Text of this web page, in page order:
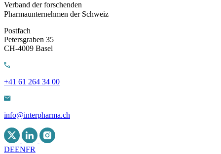
Verband der forschenden
Pharmaunternehmen der Schweiz
Postfach
Petersgraben 35
CH-4009 Basel
+41 61 264 34 00
info@interpharma.ch
DEENFR